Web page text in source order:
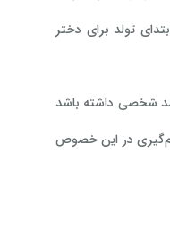
تولد برای دختر
درآمد شخصی داشته باشد
در این خصوص